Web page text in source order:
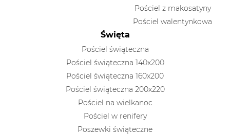
Pościel z makosatyny
Pościel walentynkowa
Święta
Pościel świąteczna
Pościel świąteczna 140x200
Pościel świąteczna 160x200
Pościel świąteczna 200x220
Pościel na wielkanoc
Pościel w renifery
Poszewki świąteczne